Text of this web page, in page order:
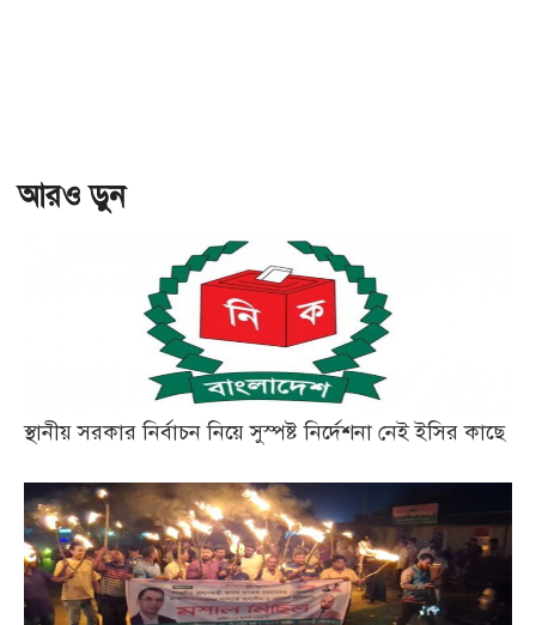
আরও ড়ুন
স্থানীয় সরকার নির্বাচন নিয়ে সুস্পষ্ট নির্দেশনা নেই ইসির কাছে